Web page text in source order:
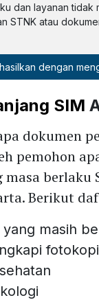
dan layanan tidak
STNK atau
dengan
SIM
dokumen
pemohon
berlaku
Berikut
yang masih